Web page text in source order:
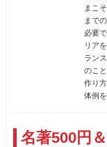
まこ
まで
必要
リア
ラン
のこ
作り
体例
名著500円